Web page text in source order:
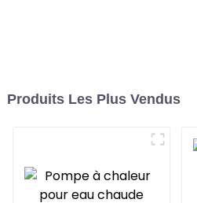
Produits Les Plus Vendus